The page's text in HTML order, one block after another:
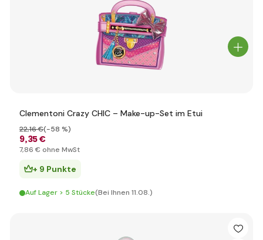
Clementoni Crazy CHIC – Make-up-Set im Etui
9,35 €
22,16 €(-58 %)
7,86 € ohne MwSt
+ 9 Punkte
Auf Lager > 5 Stücke(Bei Ihnen 11.08.)